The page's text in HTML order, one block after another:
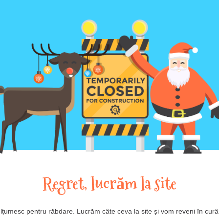
Regret, lucrăm la site
pentru răbdare. Lucrăm câte ceva la site și vom reveni în